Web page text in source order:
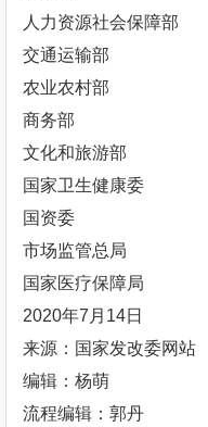
人力资源社会保障部
交通运输部
农业农村部
商务部
文化和旅游部
国家卫生健康委
国资委
市场监管总局
国家医疗保障局
2020年7月14日
来源：国家发改委网站
编辑：杨萌
流程编辑：郭丹